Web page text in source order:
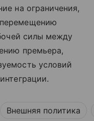
на ограничения,
силы между
премьера,
условий
Внешняя политика